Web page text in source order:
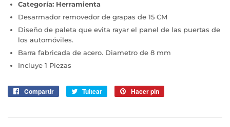
Categoría: Herramienta
Desarmador removedor de grapas de 15 CM
Diseño de paleta que evita rayar el panel de las puertas de
los automóviles.
Barra fabricada de acero. Diametro de 8 mm
Incluye 1 Piezas
Compartir
CompartirTuitear
Tuitear Hacer pin